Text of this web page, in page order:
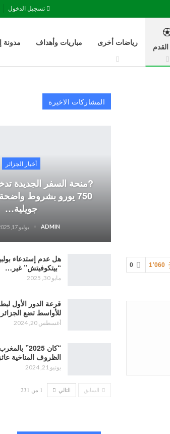
تسجيل الدخول
رياضات أخرى مباريات وأهداف
0 1٬060
المشاركات الاخيرة
أخبار الجزائر
?منحة السفر الجديدة
جويلية…
ADMIN يوليو 17, 2025
هل عدم إستدعاء
“بيتكوفيتش” غير…
مايو 30, 2025
قرعة الدور الأول
للأواسط تضع
أغسطس 20, 2024
“كان 2025”
الظروف المناخية
يونيو 21, 2024
السابق التالي 1 من 231